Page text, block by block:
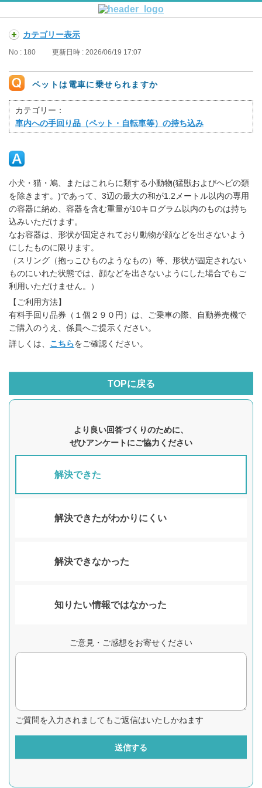
カテゴリー表示
No : 180 更新日時 : 2026/06/19 17:07
ペットは電車に乗せられますか
カテゴリー：
車内への手回り品（ペット・自転車等）の持ち込み
小犬・猫・鳩、またはこれらに類する小動物(猛獣およびヘビの類
を除きます。)であって、3辺の最大の和が1.2メートル以内の専用
の容器に納め、容器を含む重量が10キログラム以内のものは持ち
込みいただけます。
なお容器は、形状が固定されており動物が顔などを出さないよう
にしたものに限ります。
（スリング（抱っこひものようなもの）等、形状が固定されない
ものにいれた状態では、顔などを出さないようにした場合でもご
利用いただけません。）
【ご利用方法】
有料手回り品券（１個２９０円）は、ご乗車の際、自動券売機で
ご購入のうえ、係員へご提示ください。
詳しくは、 こちらをご確認ください。
TOPに戻る
より良い回答づくりのために、
ぜひアンケートにご協力ください
解決できた
解決できたがわかりにくい
解決できなかった
知りたい情報ではなかった
ご意見・ご感想をお寄せください
ご質問を入力されましてもご返信はいたしかねます
送信する